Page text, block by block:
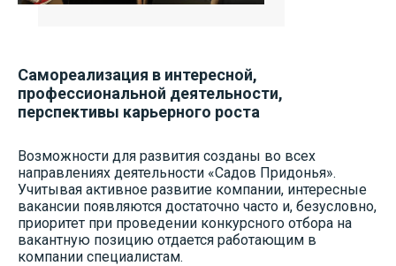
Самореализация в интересной,
профессиональной деятельности,
перспективы карьерного роста
Возможности для развития созданы во всех
направлениях деятельности «Садов Придонья».
Учитывая активное развитие компании, интересные
вакансии появляются достаточно часто и, безусловно,
приоритет при проведении конкурсного отбора на
вакантную позицию отдается работающим в
компании специалистам.